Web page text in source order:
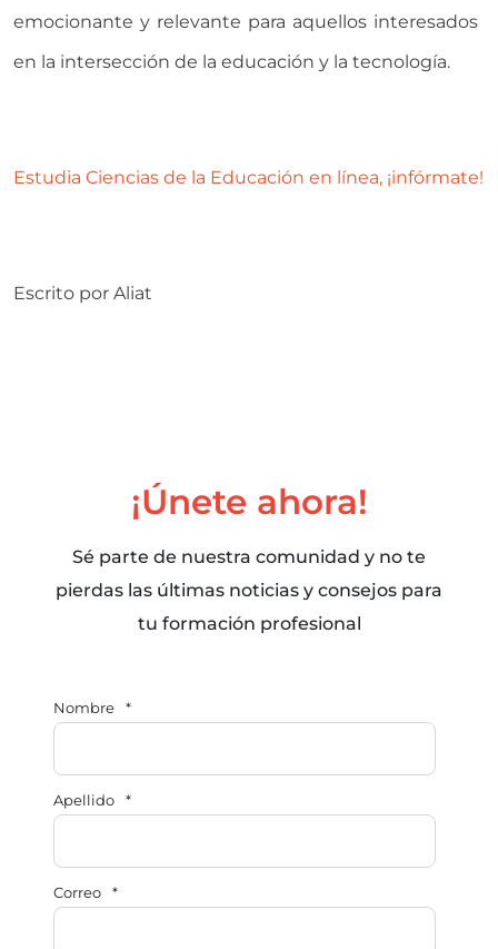
emocionante y relevante para aquellos interesados ​​
en la intersección de la educación y la tecnología.
Estudia Ciencias de la Educación en línea, ¡infórmate!
Escrito por Aliat
¡Únete ahora!
Sé parte de nuestra comunidad y no te
pierdas las últimas noticias y consejos para
tu formación profesional
Nombre *
Apellido *
Correo *